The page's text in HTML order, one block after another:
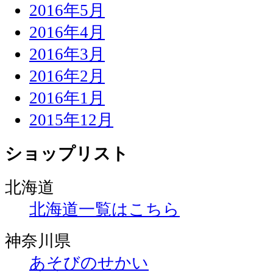
2016年5月
2016年4月
2016年3月
2016年2月
2016年1月
2015年12月
ショップリスト
北海道
北海道一覧はこちら
神奈川県
あそびのせかい